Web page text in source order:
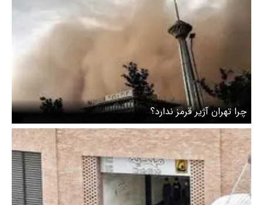
چرا تهران آژیر قرمز ندارد؟